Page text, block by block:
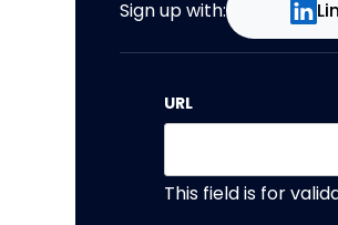
Sign up with:
URL
This field is for